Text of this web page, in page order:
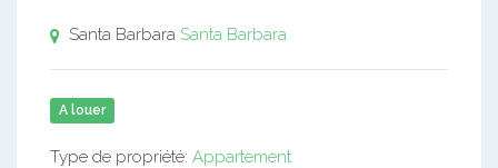
Santa Barbara Santa Barbara
A louer
Type de propriété: Appartement